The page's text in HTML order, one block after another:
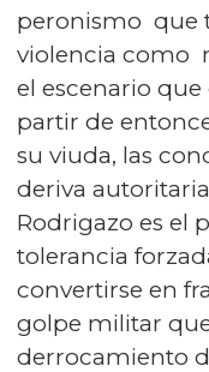
peronismo que
violencia como
el escenario
partir de
su viuda, las
deriva
Rodrigazo es el
tolerancia
convertirse en
golpe militar
derrocamiento